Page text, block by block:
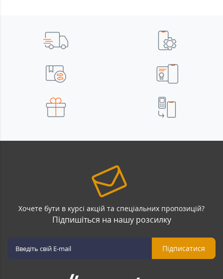
Хочете бути в курсі акцій та спеціальних пропозицій?
Підпишіться на нашу розсилку
Підписатися